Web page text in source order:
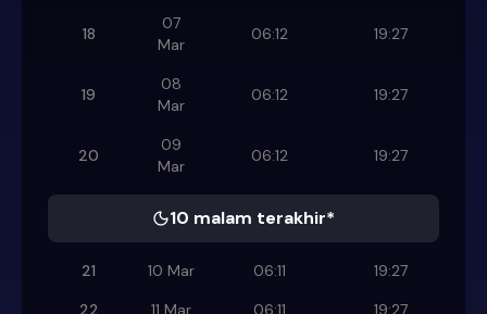
18
07
Mar
06:12 19:27
19
08
Mar
06:12 19:27
20
09
Mar
06:12 19:27
10 malam terakhir*
21 10 Mar 06:11
19:27
22
11 Mar 06:11
19:27